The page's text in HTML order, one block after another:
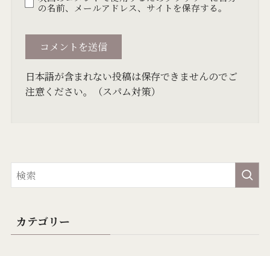
の名前、メールアドレス、サイトを保存する。
日本語が含まれない投稿は保存できませんのでご
注意ください。（スパム対策）
カテゴリー